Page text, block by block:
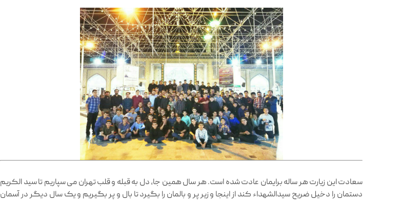
سعادت این زیارت هر ساله برایمان عادت شده است. هر سال همین جا، دل به قبله و قلب تهران می سپاریم تا سید الکریم
دستمان را دخیل ضریح سیدالشهداء کند از اینجا و زیر پر و بالمان را بگیرد تا بال و پر بگیریم و یک سال دیگر در آسمان